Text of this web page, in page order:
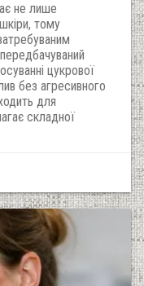
не лише
тому
цукрової
без агресивного
для
складної